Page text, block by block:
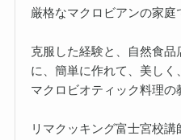
厳格なマクロビアンの家庭
克服した経験と、自然食
に、簡単に作れて、美し
マクロビオティック料理の
リマクッキング富士宮校